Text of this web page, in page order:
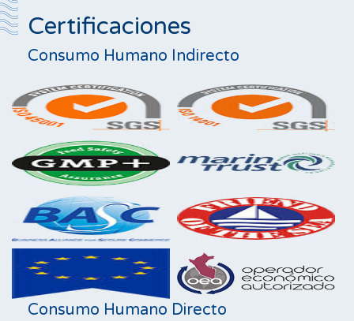
Certificaciones
Consumo Humano Indirecto
Consumo Humano Directo